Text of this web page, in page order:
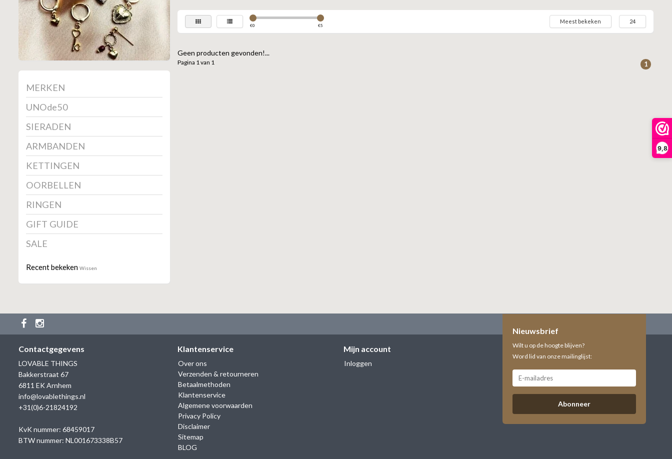
9,8
MERKEN
UNOde50
SIERADEN
ARMBANDEN
KETTINGEN
OORBELLEN
RINGEN
GIFT GUIDE
SALE
Recent bekeken Wissen
€0 €5
Meest bekeken 24
Geen producten gevonden!...
Pagina 1 van 1 1
Contactgegevens
LOVABLE THINGS
Bakkerstraat 67
6811 EK Arnhem
info@lovablethings.nl
+31(0)6-21824192
KvK nummer: 68459017
BTW nummer: NL001673338B57
Klantenservice
Over ons
Verzenden & retourneren
Betaalmethoden
Klantenservice
Algemene voorwaarden
Privacy Policy
Disclaimer
Sitemap
BLOG
Mijn account
Inloggen
Nieuwsbrief
Wilt u op de hoogte blijven?
Word lid van onze mailinglijst:
Abonneer